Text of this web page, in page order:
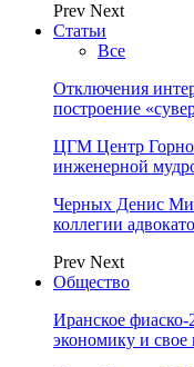
Prev Next
Статьи
Все
Отключения
построение
ЦГМ Центр
инженерной
Черных Денис
коллегии
Prev Next
Общество
Иранское
экономику и свое